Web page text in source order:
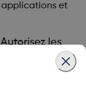
applications et
les
au plus haut.